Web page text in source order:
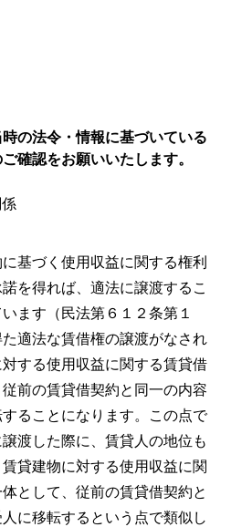
の法令・情報に基づいている
確認をお願いいたします。
基づく使用収益に関する権利
を得れば、適法に譲渡するこ
ます（民法第６１２条第１
適法な賃借権の譲渡がなされ
する使用収益に関する賃貸借
前の賃貸借契約と同一の内容
ることになります。この点で
渡した際に、賃貸人の地位も
貸建物に対する使用収益に関
として、従前の賃貸借契約と
に移転するという点で類似し